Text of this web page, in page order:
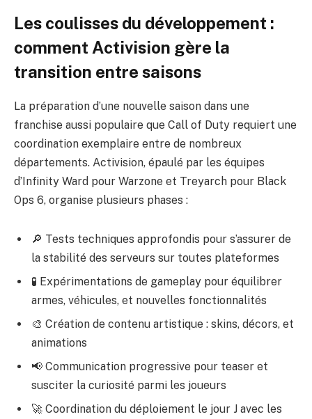
Les coulisses du développement :
comment Activision gère la
transition entre saisons
La préparation d’une nouvelle saison dans une
franchise aussi populaire que Call of Duty requiert une
coordination exemplaire entre de nombreux
départements. Activision, épaulé par les équipes
d’Infinity Ward pour Warzone et Treyarch pour Black
Ops 6, organise plusieurs phases :
🔎 Tests techniques approfondis pour s’assurer de
la stabilité des serveurs sur toutes plateformes
🧪 Expérimentations de gameplay pour équilibrer
armes, véhicules, et nouvelles fonctionnalités
🎨 Création de contenu artistique : skins, décors, et
animations
📢 Communication progressive pour teaser et
susciter la curiosité parmi les joueurs
🚀 Coordination du déploiement le jour J avec les